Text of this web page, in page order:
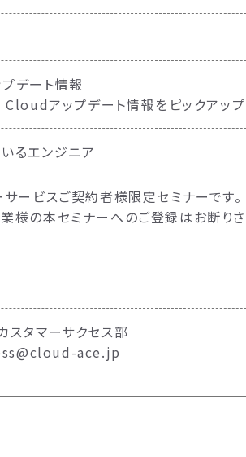
デート情報
アップデート情報をピックアップ
るエンジニア
ービスご契約者様限定セミナーです。
様の本セミナーへのご登録はお断り
タマーサクセス部
ace.jp